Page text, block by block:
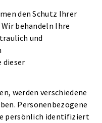
den Schutz Ihrer
behandeln Ihre
und
dieser
werden verschiedene
Personenbezogene
persönlich identifiziert